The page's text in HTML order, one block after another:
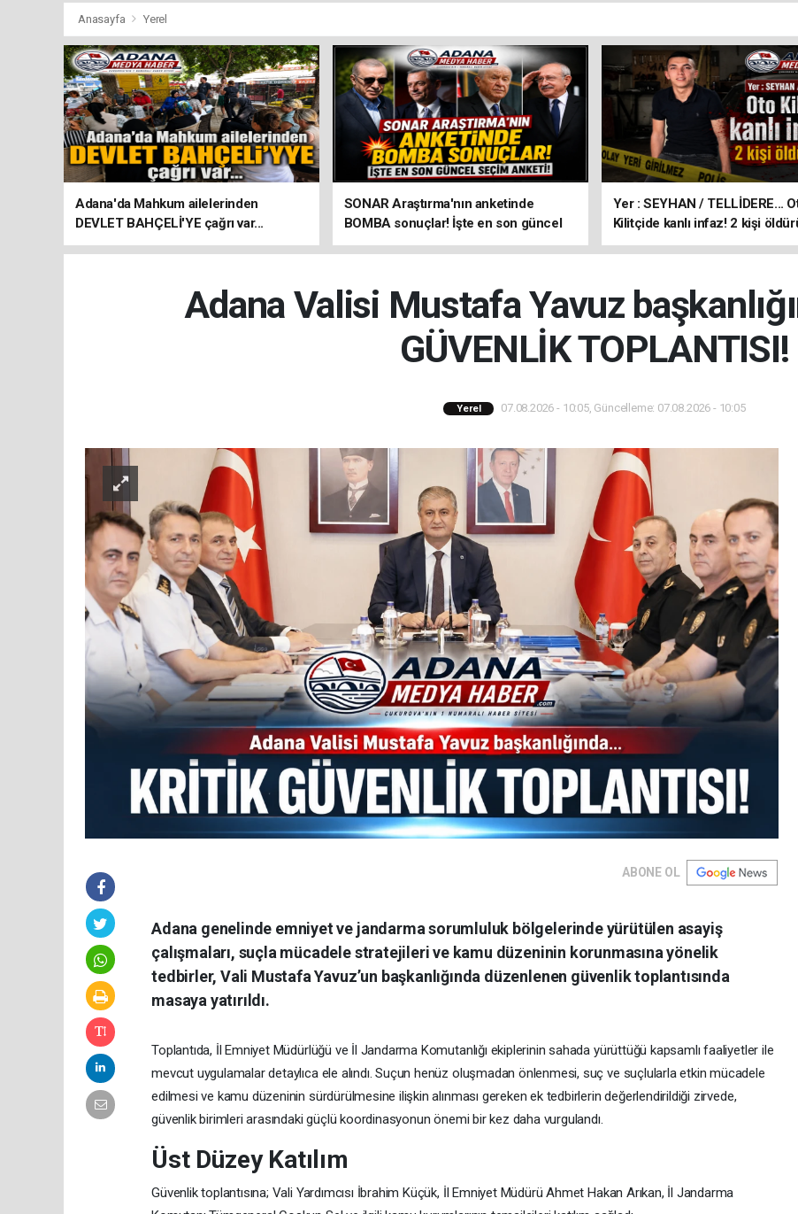
Anasayfa Yerel
Adana'da Mahkum ailelerinden
DEVLET BAHÇELİ'YE çağrı var...
SONAR Araştırma'nın anketinde
BOMBA sonuçlar! İşte en son güncel
seçim anketi!
Yer : SEYHAN / TELLİDERE...
Kilitçide kanlı infaz! 2 kişi
Adana Valisi Mustafa Yavuz
GÜVENLİK TOPLANTISI!
Yerel 07.08.2026 - 10:05, Güncelleme: 07.08.2026 - 10:05
ABONE OL
Adana genelinde emniyet ve jandarma sorumluluk bölgelerinde yürütülen asayiş
çalışmaları, suçla mücadele stratejileri ve kamu düzeninin korunmasına yönelik
tedbirler, Vali Mustafa Yavuz’un başkanlığında düzenlenen güvenlik toplantısında
masaya yatırıldı.
Toplantıda, İl Emniyet Müdürlüğü ve İl Jandarma Komutanlığı ekiplerinin sahada yürüttüğü kapsamlı faaliyetler ile
mevcut uygulamalar detaylıca ele alındı. Suçun henüz oluşmadan önlenmesi, suç ve suçlularla etkin mücadele
edilmesi ve kamu düzeninin sürdürülmesine ilişkin alınması gereken ek tedbirlerin değerlendirildiği zirvede,
güvenlik birimleri arasındaki güçlü koordinasyonun önemi bir kez daha vurgulandı.
Üst Düzey Katılım
Güvenlik toplantısına; Vali Yardımcısı İbrahim Küçük, İl Emniyet Müdürü Ahmet Hakan Arıkan, İl Jandarma